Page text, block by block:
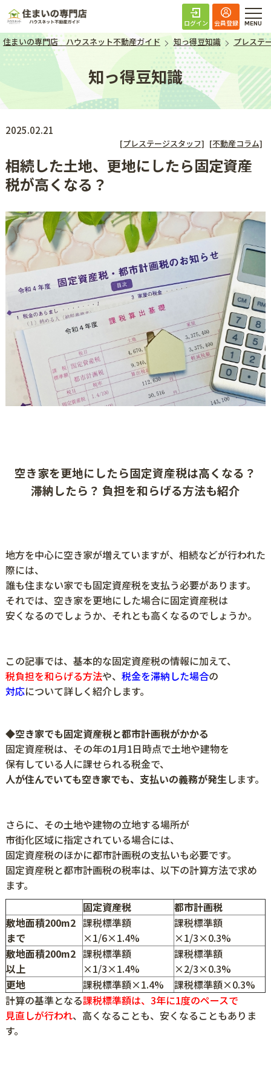
住まいの専門店 ハ
ログイン 会員登録
住まいの専門店 ハウスネット不動産ガイド 知っ得豆知識 プレステ
知っ得豆知識
2025.02.21
[プレステージスタッフ] [不動産コラム]
相続した土地、更地にしたら固定資産
税が高くなる？
空き家を更地にしたら固定資産税は高くなる？
滞納したら？ 負担を和らげる方法も紹介
地方を中心に空き家が増えていますが、相続などが行われた
際には、
誰も住まない家でも固定資産税を支払う必要があります。
それでは、空き家を更地にした場合に固定資産税は
安くなるのでしょうか、それとも高くなるのでしょうか。
この記事では、基本的な固定資産税の情報に加えて、
税負担を和らげる方法や、 税金を滞納した場合の
対応について詳しく紹介します。
◆空き家でも固定資産税と都市計画税がかかる
固定資産税は、その年の1月1日時点で土地や建物を
保有している人に課せられる税金で、
人が住んでいても空き家でも、支払いの義務が発生します。
さらに、その土地や建物の立地する場所が
市街化区域に指定されている場合には、
固定資産税のほかに都市計画税の支払いも必要です。
固定資産税と都市計画税の税率は、以下の計算方法で求め
ます。
固定資産税
都市計画税
敷地面積200m2
まで
課税標準額
×1/6×1.4%
課税標準額
×1/3×0.3%
敷地面積200m2
以上
課税標準額
×1/3×1.4%
課税標準額
×2/3×0.3%
更地
課税標準額×1.4%
課税標準額×0.3%
計算の基準となる課税標準額は、3年に1度のペースで
見直しが行われ、高くなることも、安くなることもありま
す。